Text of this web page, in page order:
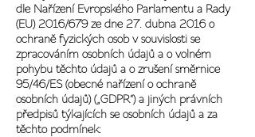
dle Nařízení Evropského Parlamentu a Rady
(EU) 2016/679 ze dne 27. dubna 2016 o
ochraně fyzických osob v souvislosti se
zpracováním osobních údajů a o volném
pohybu těchto údajů a o zrušení směrnice
95/46/ES (obecné nařízení o ochraně
osobních údajů) („GDPR“) a jiných právních
předpisů týkajících se osobních údajů a za
těchto podmínek: